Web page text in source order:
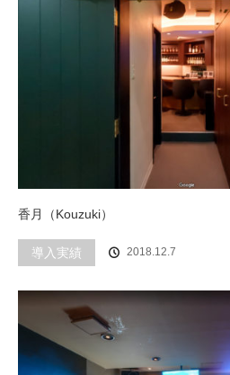
香月（Kouzuki）
導入実績 2018.12.7